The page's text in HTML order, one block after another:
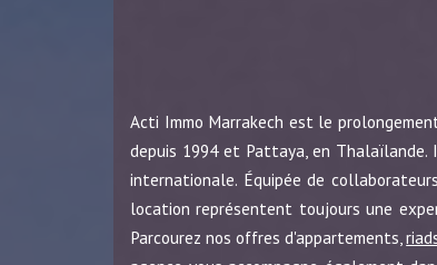
Acti Immo Marrakech est le
depuis 1994 et Pattaya, en
internationale. Équipée de
location représentent toujours une
Parcourez nos offres d'appartements,